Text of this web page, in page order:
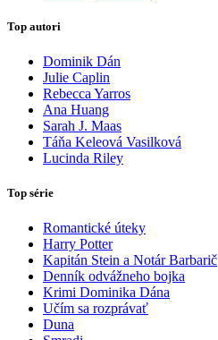
Top autori
Dominik Dán
Julie Caplin
Rebecca Yarros
Ana Huang
Sarah J. Maas
Táňa Keleová Vasilková
Lucinda Riley
Top série
Romantické úteky
Harry Potter
Kapitán Stein a Notár Barbarič
Denník odvážneho bojka
Krimi Dominika Dána
Učím sa rozprávať
Duna